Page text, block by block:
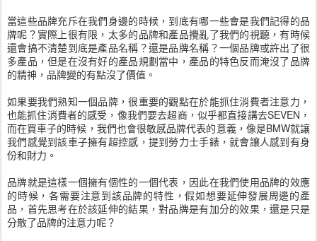
當這些品牌充斥在我們身邊的時候，到底有哪一些會是我們記得的品
牌呢？實際上很有限，太多的品牌和產品攪亂了我們的視聽，有時候
還會搞不清楚到底是產品名稱？還是品牌名稱？一個品牌或許出了很
多產品，但是在沒有好的產品規劃當中，產品的特色反而淹沒了品牌
的精神，品牌變的有點沒了價值。
如果要我們熟知一個品牌，很重要的觀點在於能抓住消費者注意力，
也能抓住消費者的感受，像我們要去超商，似乎都直接講去SEVEN，
而在買車子的時候，我們也會很敏感品牌代表的意義，像是BMW就讓
我們感覺到該車子擁有超控感，提到勞力士手錶，就會讓人感到有身
份和財力。
品牌就是這樣一個擁有個性的一個代表，因此在我們使用品牌的效應
的時候，各需要注意到該品牌的特性，假如想要延伸發展周邊的產
品，首先思考在於該延伸的結果，對品牌是有加分的效果，還是只是
分散了品牌的注意力呢？